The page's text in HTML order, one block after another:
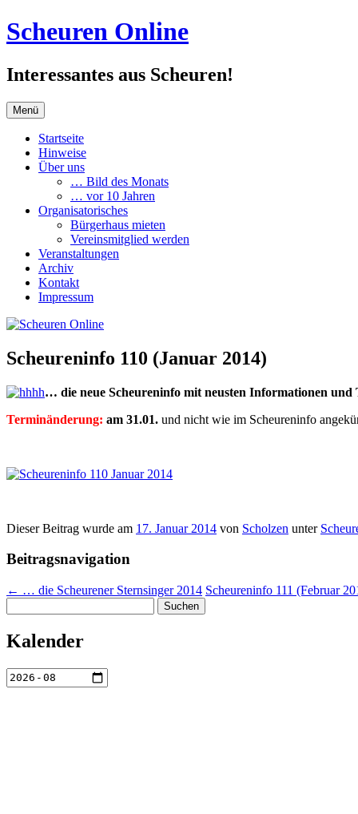
Zum
Inhalt
Scheuren Online
Interessantes aus Scheuren!
Menü
Startseite
Hinweise
Über uns
… Bild des Monats
… vor 10 Jahren
Organisatorisches
Bürgerhaus mieten
Vereinsmitglied werden
Veranstaltungen
Archiv
Kontakt
Impressum
Scheureninfo 110 (Januar 2014)
… die neue Scheureninfo mit neusten Informationen und
Terminänderung: am 31.01. und nicht wie im Scheureninfo
Dieser Beitrag wurde am 17. Januar 2014 von Scholzen unter
Beitragsnavigation
← … die Scheurener Sternsinger 2014 Scheureninfo 111 (Februar
nach:
Kalender